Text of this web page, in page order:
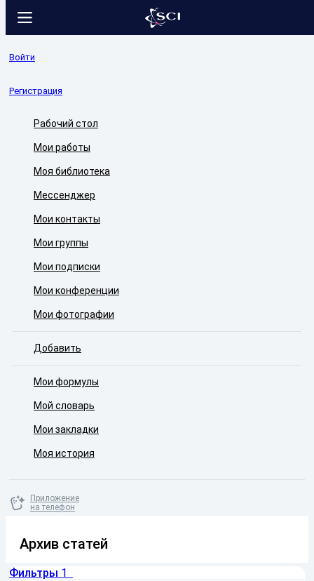
Войти
Регистрация
Рабочий стол
Мои работы
Моя библиотека
Мессенджер
Мои контакты
Мои группы
Мои подписки
Мои конференции
Мои фотографии
Добавить
Мои формулы
Мой словарь
Мои закладки
Моя история
Приложение
на телефон
Архив статей
Фильтры 1